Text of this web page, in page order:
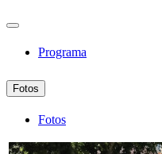
Programa
Fotos
Fotos